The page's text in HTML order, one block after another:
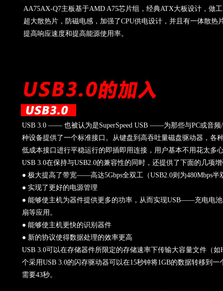
AA75AX-Q7主板基于AMD A75芯片组，经典ATX大板设计，做
超大散热片，防磁电感，加强了CPU供电设计，并且有一体散热
提高响应速度和提高能源使用率。
USB 3.0 —— 也被认为是SuperSpeed USB ——为那些与PC或音频
种设备提供了一个标准接口。从键盘到高吞吐量磁盘驱动器，各
低成本接口进行平稳运行的即插即用连接，用户基本不用花太多
USB 3.0在保持与USB2.0的兼容性的同时，还提供了下面的几项
● 极大提高了带宽——高达5Gbps全双工（USB2.0则为480Mbps半
● 实现了更好的电源管理
● 能够使主机为器件提供更多的功率，从而实现USB——充电电
扇等应用。
● 能够使主机更快的识别器件
● 新的协议使得数据处理的效率更高
USB 3.0可以在存储器件所限定的存储速率下传输大容量文件（
个采用USB 3.0的闪存驱动器可以在15秒钟将1GB的数据转移到一
需要43秒。